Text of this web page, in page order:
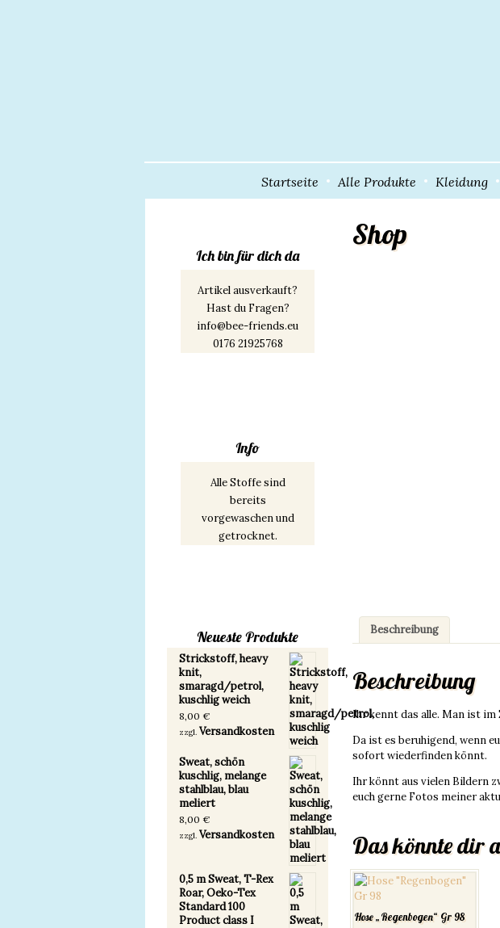
Startseite Alle Produkte Kleidung
Shop
Beschreibung
Beschreibung
Ihr kennt das alle. Man ist im
Da ist es beruhigend, wenn
sofort wiederfinden könnt.
Ihr könnt aus vielen Bildern
euch gerne Fotos meiner
Das könnte dir
Hose „Regenbogen“ Gr 98
Ich bin für dich da
Artikel ausverkauft?
Hast du Fragen?
info@bee-friends.eu
0176 21925768
Info
Alle Stoffe sind
bereits
vorgewaschen und
getrocknet.
Neueste Produkte
Strickstoff, heavy
knit,
smaragd/petrol,
kuschlig weich
8,00 €
zzgl. Versandkosten
Sweat, schön
kuschlig, melange
stahlblau, blau
meliert
8,00 €
zzgl. Versandkosten
0,5 m Sweat, T-Rex
Roar, Oeko-Tex
Standard 100
Product class I